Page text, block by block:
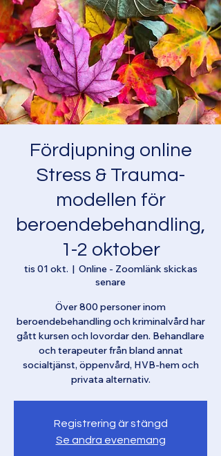
Fördjupning online
Stress & Trauma-
modellen för
beroendebehandling,
1-2 oktober
tis 01 okt.
  |
Online - Zoomlänk skickas
senare
Över 800 personer inom
beroendebehandling och kriminalvård har
gått kursen och lovordar den. Behandlare
och terapeuter från bland annat
socialtjänst, öppenvård, HVB-hem och
privata alternativ.
Registrering är stängd
Se andra evenemang